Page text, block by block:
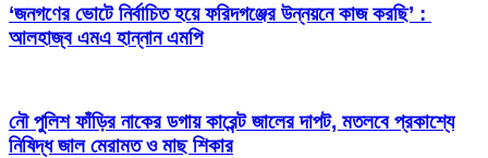
‘জনগণের ভোটে নির্বাচিত হয়ে ফরিদগঞ্জের উন্নয়নে কাজ করছি’ :
আলহাজ্ব এমএ হান্নান এমপি
নৌ পুলিশ ফাঁড়ির নাকের ডগায় কারেন্ট জালের দাপট, মতলবে প্রকাশ্যে
নিষিদ্ধ জাল মেরামত ও মাছ শিকার